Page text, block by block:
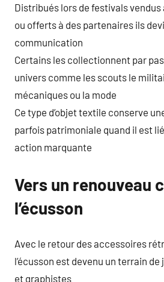
Distribués lors de festivals
ou offerts à des partenaires ils
communication
Certains les collectionnent par
univers comme les scouts le
mécaniques ou la mode
Ce type d’objet textile conserve
parfois patrimoniale quand il est
action marquante
Vers un renouveau
l’écusson
Avec le retour des accessoires
l’écusson est devenu un terrain
et graphistes